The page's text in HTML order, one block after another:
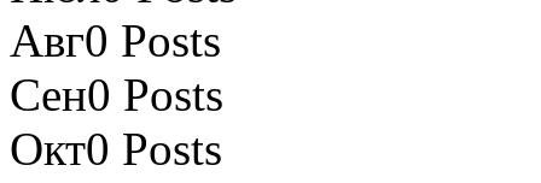
Авг0 Posts
Сен0 Posts
Окт0 Posts